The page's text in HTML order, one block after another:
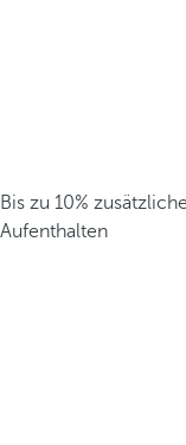
Bis zu 10%
Aufenthalten